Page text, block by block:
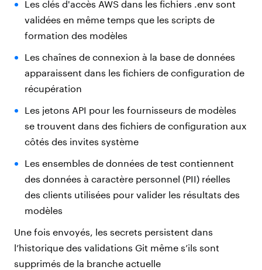
Les clés d'accès AWS dans les fichiers .env sont
validées en même temps que les scripts de
formation des modèles
Les chaînes de connexion à la base de données
apparaissent dans les fichiers de configuration de
récupération
Les jetons API pour les fournisseurs de modèles
se trouvent dans des fichiers de configuration aux
côtés des invites système
Les ensembles de données de test contiennent
des données à caractère personnel (PII) réelles
des clients utilisées pour valider les résultats des
modèles
Une fois envoyés, les secrets persistent dans
l’historique des validations Git même s’ils sont
supprimés de la branche actuelle